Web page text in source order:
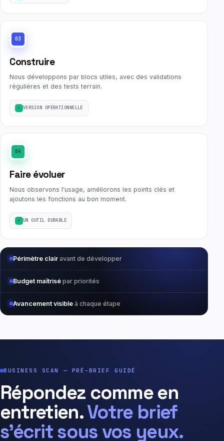
03
Construire
Nous développons par blocs utiles, avec des validations
régulières et des tests terrain.
VERSION OPÉRATIONNELLE
04
Faire évoluer
Nous observons l'usage, améliorons les points clés et
ajoutons les fonctions au bon moment.
UN OUTIL DURABLE
Périmètre clair avant de développer
Budget maîtrisé par priorités
Avancement visible à chaque étape
BUSINESS SCAN — PRÉ-BRIEF GUIDÉ
Répondez comme en
entretien.Votre brief
s'écrit sous vos yeux.